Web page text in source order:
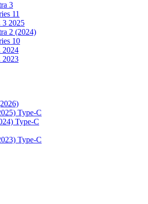
3
11
3 2025
2 (2024)
10
2024
2023
Type-C
Type-C
Type-C